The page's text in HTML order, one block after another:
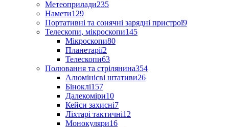
Метеоприлади235
Намети129
Портативні та сонячні зарядні пристрої9
Телескопи, мікроскопи145
Мікроскопи80
Планетарії2
Телескопи63
Полювання та стрілянина354
Алюмінієві штативи26
Біноклі157
Далекоміри10
Кейси захисні7
Ліхтарі тактичні12
Монокуляри16